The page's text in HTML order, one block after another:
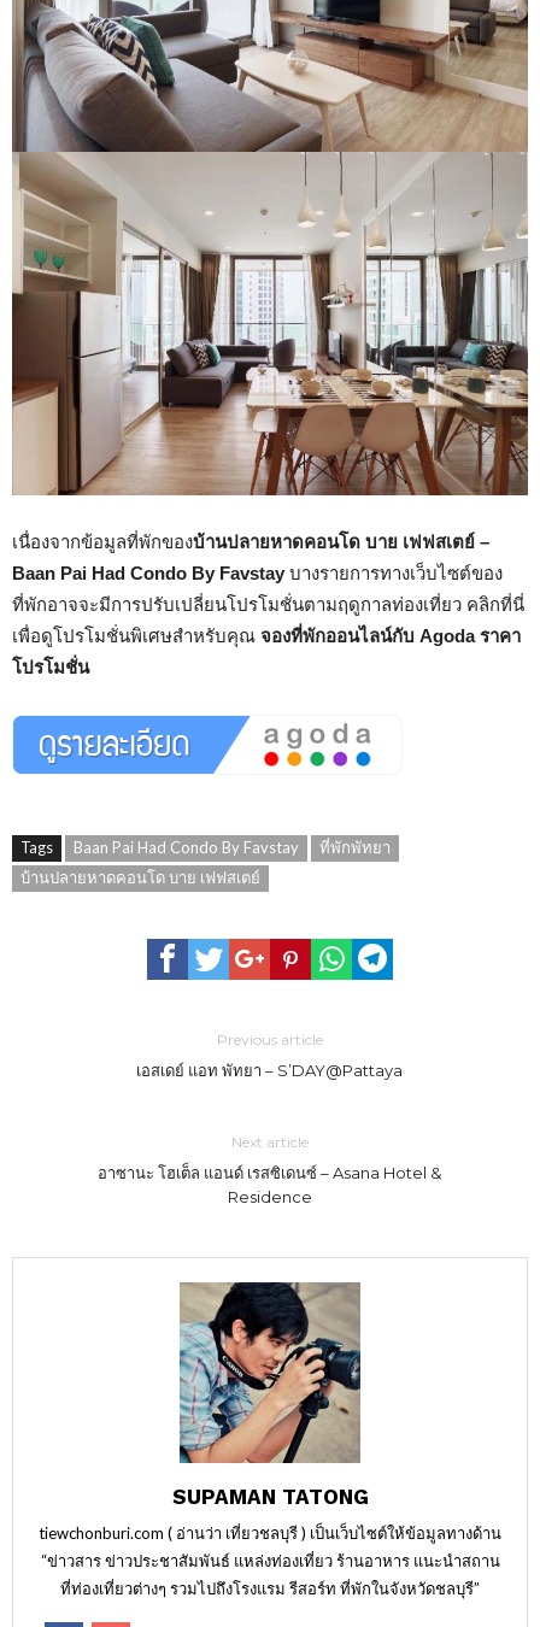
เนื่องจากข้อมูลที่พักของบ้านปลายหาดคอนโด บาย เฟฟสเตย์ –
Baan Pai Had Condo By Favstay บางรายการทางเว็บไซต์ของ
ที่พักอาจจะมีการปรับเปลี่ยนโปรโมชั่นตามฤดูกาลท่องเที่ยว คลิกที่นี่
เพื่อดูโปรโมชั่นพิเศษสำหรับคุณ จองที่พักออนไลน์กับ Agoda ราคา
โปรโมชั่น
Tags Baan Pai Had Condo By Favstay
ที่พักพัทยา
บ้านปลายหาดคอนโด บาย เฟฟสเตย์
Previous article
เอสเดย์ แอท พัทยา – S’DAY@Pattaya
Next article
อาซานะ โฮเต็ล แอนด์ เรสซิเดนซ์ – Asana Hotel &
Residence
SUPAMAN TATONG
tiewchonburi.com ( อ่านว่า เที่ยวชลบุรี ) เป็นเว็บไซต์ให้ข้อมูลทางด้าน
“ข่าวสาร ข่าวประชาสัมพันธ์ แหล่งท่องเที่ยว ร้านอาหาร แนะนำสถาน
ที่ท่องเที่ยวต่างๆ รวมไปถึงโรงแรม รีสอร์ท ที่พักในจังหวัดชลบุรี”